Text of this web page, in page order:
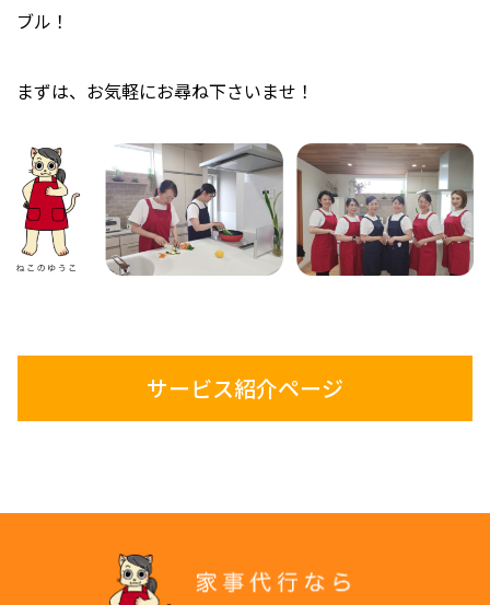
ブル！
まずは、お気軽にお尋ね下さいませ！
サービス紹介ページ